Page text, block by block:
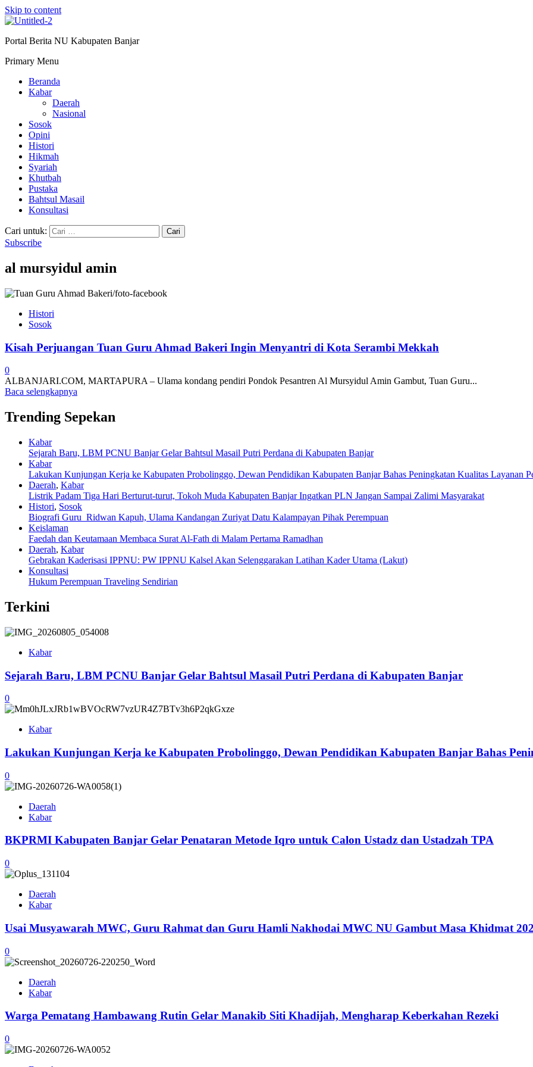
Skip to content
Portal Berita NU Kabupaten Banjar
Primary Menu
Beranda
Kabar
Daerah
Nasional
Sosok
Opini
Histori
Hikmah
Syariah
Khutbah
Pustaka
Bahtsul Masail
Konsultasi
Cari untuk:
Subscribe
al mursyidul amin
Histori
Sosok
Kisah Perjuangan Tuan Guru Ahmad Bakeri Ingin Menyantri di Kota Serambi Mekkah
0
ALBANJARI.COM, MARTAPURA – Ulama kondang pendiri Pondok Pesantren Al Mursyidul Amin Gambut, Tuan Guru...
Baca selengkapnya
Trending Sepekan
Kabar
Sejarah Baru, LBM PCNU Banjar Gelar Bahtsul Masail Putri Perdana di Kabupaten Banjar
Kabar
Lakukan Kunjungan Kerja ke Kabupaten Probolinggo, Dewan Pendidikan Kabupaten Banjar Bahas Peningkatan Kualitas Layanan
Daerah, Kabar
Listrik Padam Tiga Hari Berturut-turut, Tokoh Muda Kabupaten Banjar Ingatkan PLN Jangan Sampai Zalimi Masyarakat
Histori, Sosok
Biografi Guru Ridwan Kapuh, Ulama Kandangan Zuriyat Datu Kalampayan Pihak Perempuan
Keislaman
Faedah dan Keutamaan Membaca Surat Al-Fath di Malam Pertama Ramadhan
Daerah, Kabar
Gebrakan Kaderisasi IPPNU: PW IPPNU Kalsel Akan Selenggarakan Latihan Kader Utama (Lakut)
Konsultasi
Hukum Perempuan Traveling Sendirian
Terkini
Kabar
Sejarah Baru, LBM PCNU Banjar Gelar Bahtsul Masail Putri Perdana di Kabupaten Banjar
0
Kabar
Lakukan Kunjungan Kerja ke Kabupaten Probolinggo, Dewan Pendidikan Kabupaten Banjar Bahas
0
Daerah
Kabar
BKPRMI Kabupaten Banjar Gelar Penataran Metode Iqro untuk Calon Ustadz dan Ustadzah TPA
0
Daerah
Kabar
Usai Musyawarah MWC, Guru Rahmat dan Guru Hamli Nakhodai MWC NU Gambut Masa Khidmat
0
Daerah
Kabar
Warga Pematang Hambawang Rutin Gelar Manakib Siti Khadijah, Mengharap Keberkahan Rezeki
0